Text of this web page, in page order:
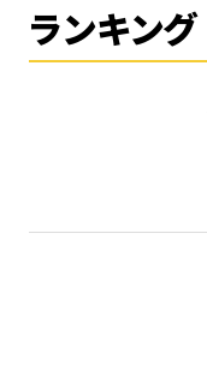
ランキング